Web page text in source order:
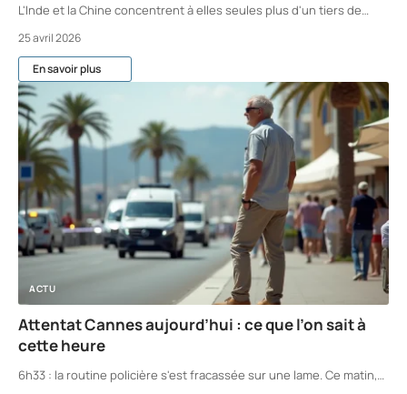
L'Inde et la Chine concentrent à elles seules plus d'un tiers de…
25 avril 2026
En savoir plus
ACTU
Attentat Cannes aujourd’hui : ce que l’on sait à
cette heure
6h33 : la routine policière s'est fracassée sur une lame. Ce matin,…